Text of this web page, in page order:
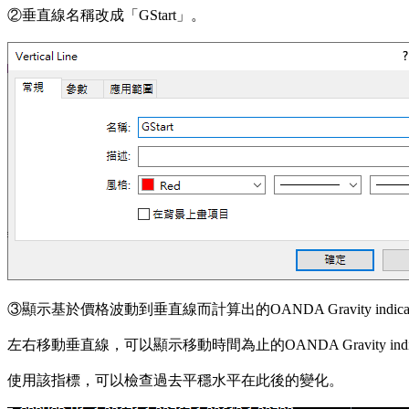
②垂直線名稱改成「GStart」。
③顯示基於價格波動到垂直線而計算出的OANDA Gravity
左右移動垂直線，可以顯示移動時間為止的OANDA Gravity
使用該指標，可以檢查過去平穩水平在此後的變化。